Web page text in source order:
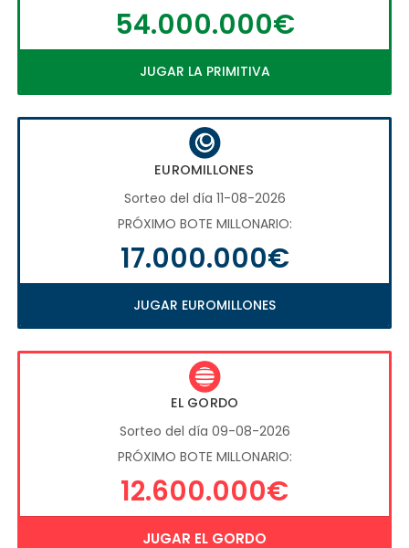
54.000.000€
JUGAR LA PRIMITIVA
EUROMILLONES
Sorteo del día 11-08-2026
PRÓXIMO BOTE MILLONARIO:
17.000.000€
JUGAR EUROMILLONES
EL GORDO
Sorteo del día 09-08-2026
PRÓXIMO BOTE MILLONARIO:
12.600.000€
JUGAR EL GORDO